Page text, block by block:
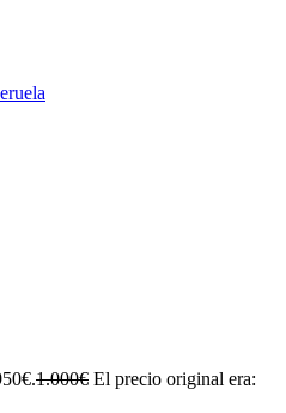
1.000€ El precio original era: